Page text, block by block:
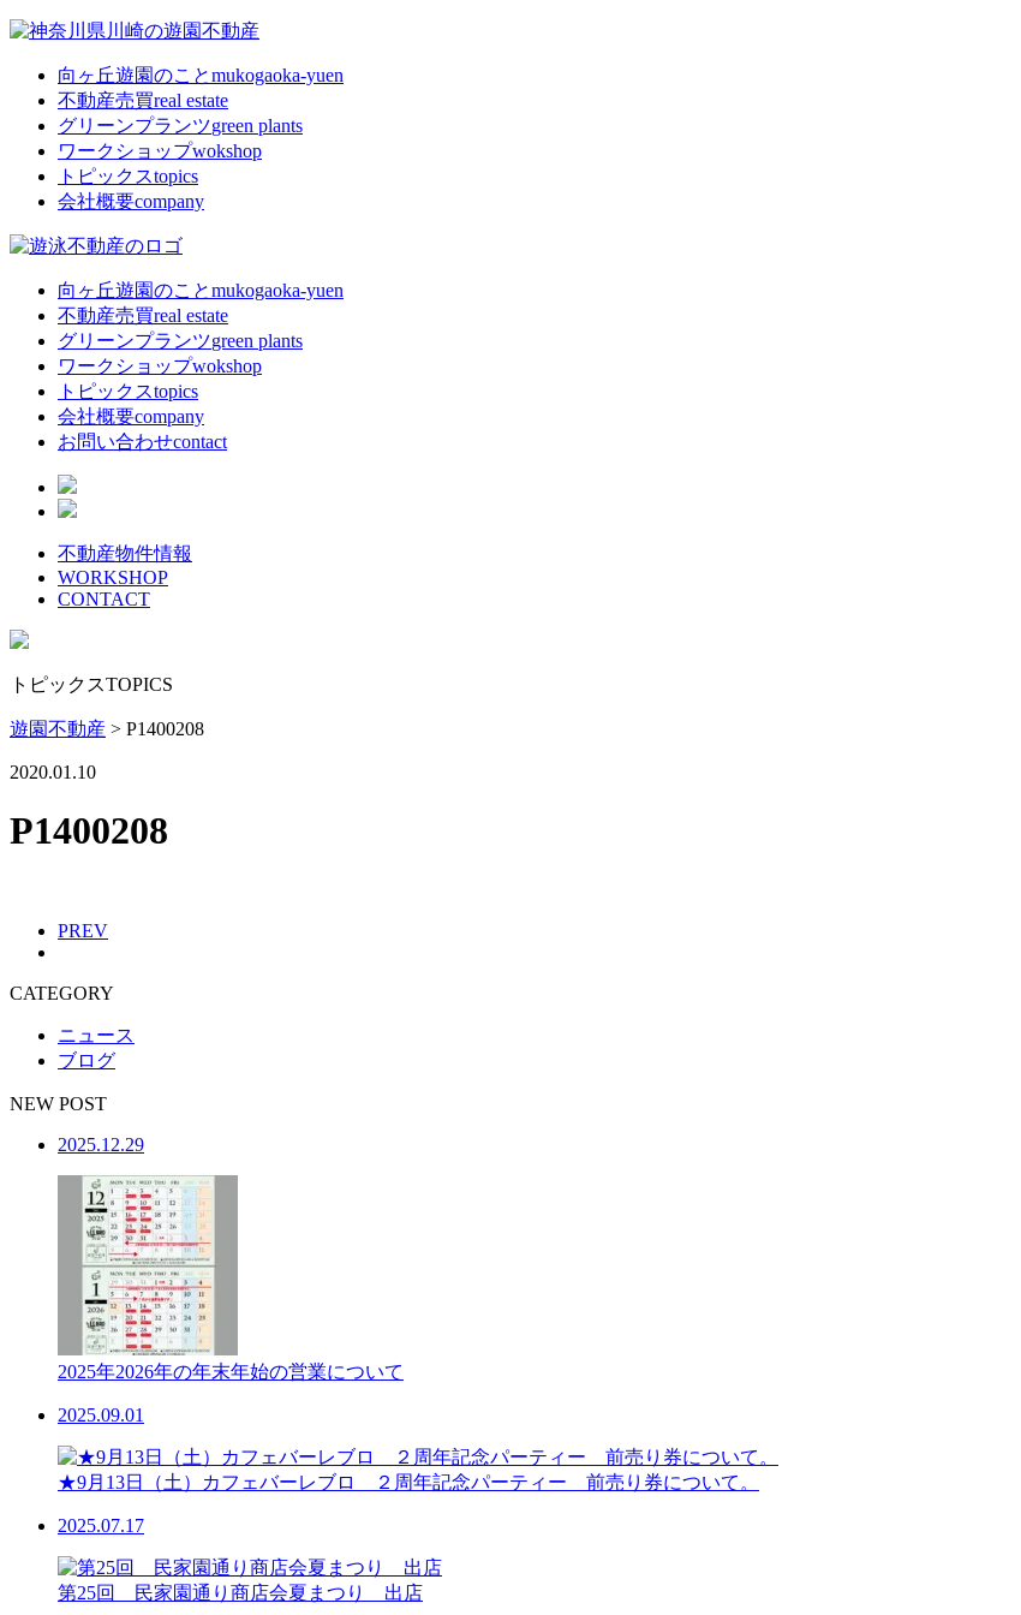
向ヶ丘遊園のことmukogaoka-yuen
不動産売買real estate
グリーンプランツgreen plants
ワークショップwokshop
トピックスtopics
会社概要company
向ヶ丘遊園のことmukogaoka-yuen
不動産売買real estate
グリーンプランツgreen plants
ワークショップwokshop
トピックスtopics
会社概要company
お問い合わせcontact
不動産物件情報
WORKSHOP
CONTACT
トピックスTOPICS
遊園不動産 > P1400208
2020.01.10
P1400208
PREV
CATEGORY
ニュース
ブログ
NEW POST
2025.12.29
2025年2026年の年末年始の営業について
2025.09.01
★9月13日（土）カフェバーレブロ ２周年記念パーティー 前売り券について。
2025.07.17
第25回 民家園通り商店会夏まつり 出店